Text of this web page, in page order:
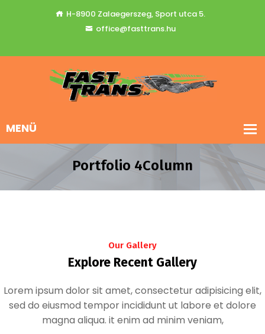
H-8900 Zalaegerszeg, Sport utca 5.
office@fasttrans.hu
Portfolio 4Column
Our Gallery
Explore Recent Gallery
Lorem ipsum dolor sit amet, consectetur adipisicing elit,
sed do eiusmod tempor incididunt ut labore et dolore
magna aliqua. it enim ad minim veniam,